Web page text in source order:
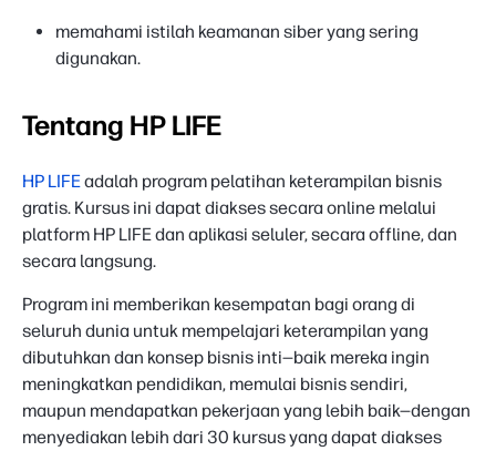
memahami istilah keamanan siber yang sering
digunakan.
Tentang HP LIFE
HP LIFEadalah program pelatihan keterampilan bisnis
gratis. Kursus ini dapat diakses secara online melalui
platform HP LIFE dan aplikasi seluler, secara offline, dan
secara langsung.
Program ini memberikan kesempatan bagi orang di
seluruh dunia untuk mempelajari keterampilan yang
dibutuhkan dan konsep bisnis inti—baik mereka ingin
meningkatkan pendidikan, memulai bisnis sendiri,
maupun mendapatkan pekerjaan yang lebih baik—dengan
menyediakan lebih dari 30 kursus yang dapat diakses